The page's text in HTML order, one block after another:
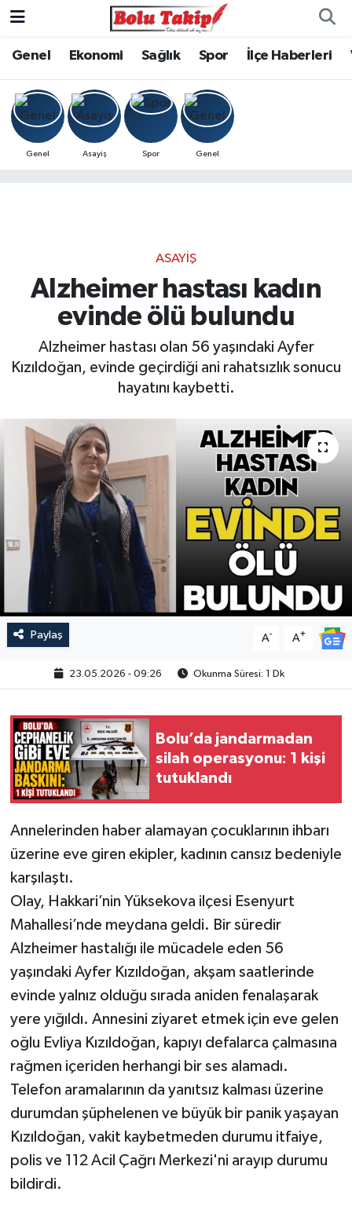
Genel Ekonomi Sağlık Spor İlçe Haberleri
Genel Asayiş Spor Genel
ASAYIŞ
Alzheimer hastası kadın
evinde ölü bulundu
Alzheimer hastası olan 56 yaşındaki Ayfer
Kızıldoğan, evinde geçirdiği ani rahatsızlık sonucu
hayatını kaybetti.
Paylaş A- A+
23.05.2026 - 09:26 Okunma Süresi: 1 Dk
Bolu’da jandarmadan
silah operasyonu: 1 kişi
tutuklandı
Annelerinden haber alamayan çocuklarının ihbarı
üzerine eve giren ekipler, kadının cansız bedeniyle
karşılaştı.
Olay, Hakkari’nin Yüksekova ilçesi Esenyurt
Mahallesi’nde meydana geldi. Bir süredir
Alzheimer hastalığı ile mücadele eden 56
yaşındaki Ayfer Kızıldoğan, akşam saatlerinde
evinde yalnız olduğu sırada aniden fenalaşarak
yere yığıldı. Annesini ziyaret etmek için eve gelen
oğlu Evliya Kızıldoğan, kapıyı defalarca çalmasına
rağmen içeriden herhangi bir ses alamadı.
Telefon aramalarının da yanıtsız kalması üzerine
durumdan şüphelenen ve büyük bir panik yaşayan
Kızıldoğan, vakit kaybetmeden durumu itfaiye,
polis ve 112 Acil Çağrı Merkezi'ni arayıp durumu
bildirdi.